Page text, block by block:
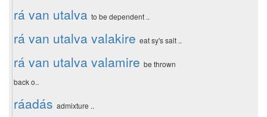
rá van utalva to be dependent ..
rá van utalva valakire eat sy's salt ..
rá van utalva valamire be thrown
back o..
ráadás admixture ..